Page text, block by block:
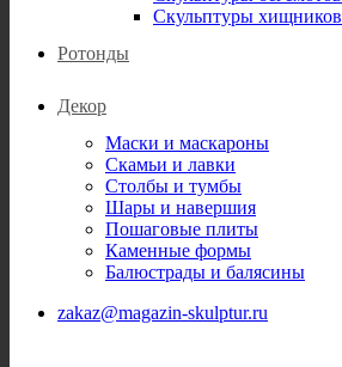
Скульптуры хищников
Ротонды
Декор
Маски и маскароны
Скамьи и лавки
Столбы и тумбы
Шары и навершия
Пошаговые плиты
Каменные формы
Балюстрады и балясины
zakaz@magazin-skulptur.ru